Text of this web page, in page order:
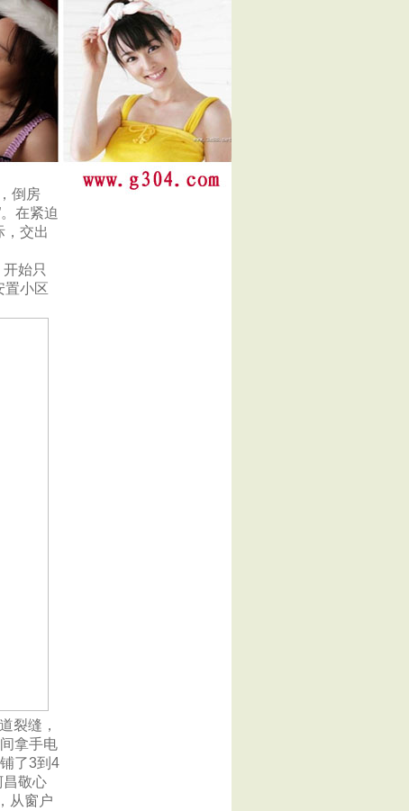
倒房
在紧迫
，交出
始只
置小区
裂缝，
拿手电
了3到4
昌敬心
从窗户